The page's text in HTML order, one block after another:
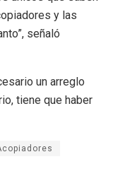
y las
señaló
un arreglo
tiene que haber